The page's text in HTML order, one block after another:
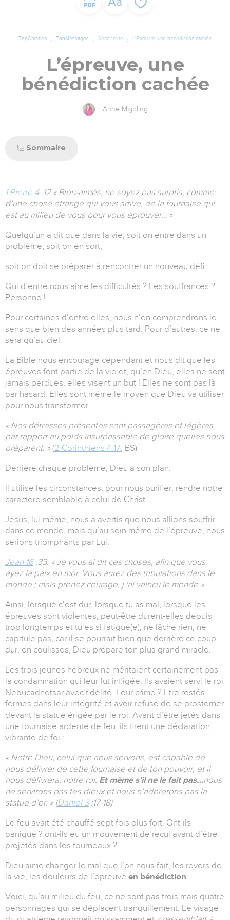
TopChrétien TopMessages Série texte L'Epreuve, une bénédiction cachée
L’épreuve, une
bénédiction cachée
Anne Majdling
Sommaire
1 Pierre 4:12 « Bien-aimés, ne soyez pas surpris, comme
d’une chose étrange qui vous arrive, de la fournaise qui
est au milieu de vous pour vous éprouver… »
Quelqu’un a dit que dans la vie, soit on entre dans un
problème, soit on en sort,
soit on doit se préparer à rencontrer un nouveau défi.
Qui d’entre nous aime les difficultés ? Les souffrances ?
Personne !
Pour certaines d’entre elles, nous n’en comprendrons le
sens que bien des années plus tard. Pour d’autres, ce ne
sera qu’au ciel.
La Bible nous encourage cependant et nous dit que les
épreuves font partie de la vie et, qu’en Dieu, elles ne sont
jamais perdues, elles visent un but ! Elles ne sont pas là
par hasard. Elles sont même le moyen que Dieu va utiliser
pour nous transformer.
« Nos détresses présentes sont passagères et légères
par rapport au poids insurpassable de gloire quelles nous
préparent. » (2 Corinthiens 4.17 , BS)
Derrière chaque problème, Dieu a son plan.
Il utilise les circonstances, pour nous purifier, rendre notre
caractère semblable à celui de Christ.
Jésus, lui-même, nous a avertis que nous allions souffrir
dans ce monde, mais qu’au sein même de l’épreuve, nous
serions triomphants par Lui.
Jean 16:33. « Je vous ai dit ces choses, afin que vous
ayez la paix en moi. Vous aurez des tribulations dans le
monde ; mais prenez courage, j 'ai vaincu le monde ».
Ainsi, lorsque c’est dur, lorsque tu as mal, lorsque les
épreuves sont violentes, peut-être durent-elles depuis
trop longtemps et tu es si fatigué(e), ne lâche rien, ne
capitule pas, car il se pourrait bien que derrière ce coup
dur, en coulisses, Dieu prépare ton plus grand miracle.
Les trois jeunes hébreux ne méritaient certainement pas
la condamnation qui leur fut infligée. Ils avaient servi le roi
Nebucadnetsar avec fidélité. Leur crime ? Etre restés
fermes dans leur intégrité et avoir refusé de se prosterner
devant la statue érigée par le roi. Avant d’être jetés dans
une fournaise ardente de feu, ils firent une déclaration
vibrante de foi :
« Notre Dieu, celui que nous servons, est capable de
nous délivrer de cette fournaise et de ton pouvoir, et il
nous délivrera, notre roi. Et même s’il ne le fait pas…nous
ne servirons pas tes dieux et nous n’adorerons pas la
statue d’or. » (Daniel 3:17-18)
Le feu avait été chauffé sept fois plus fort. Ont-ils
paniqué ? ont-ils eu un mouvement de recul avant d’être
projetés dans les fourneaux ?
Dieu aime changer le mal que l’on nous fait, les revers de
la vie, les douleurs de l’épreuve en bénédiction
Voici, qu’au milieu du feu, ce ne sont pas trois mais quatre
personnages qui se déplacent tranquillement. Le visage